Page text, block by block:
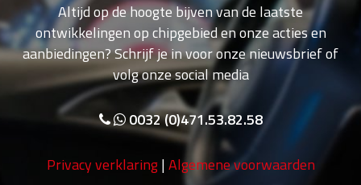
Altijd op de hoogte bijven van de laatste
ontwikkelingen op chipgebied en onze acties en
aanbiedingen? Schrijf je in voor onze nieuwsbrief of
volg onze social media
0032 (0)471.53.82.58
Privacy verklaring|Algemene voorwaarden